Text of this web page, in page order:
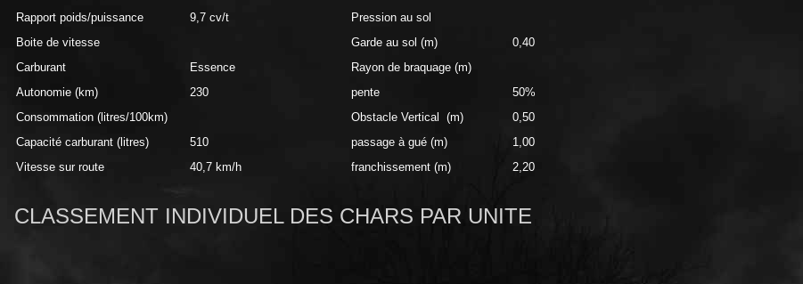
Rapport poids/puissance
9,7 cv/t
Pression au sol
Boite de vitesse
Garde au sol (m)
0,40
Carburant
Essence
Rayon de braquage (m)
Autonomie (km)
230 pente
50%
Consommation (litres/100km)
Obstacle Vertical (m)
0,50
Capacité carburant (litres)
510 passage à gué (m)
1,00
Vitesse sur route
40,7 km/h franchissement (m) 2,20
CLASSEMENT INDIVIDUEL DES CHARS PAR UNITE